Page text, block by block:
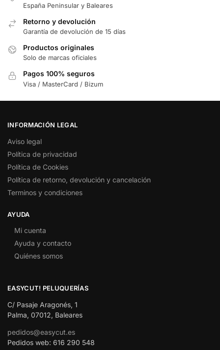
España Peninsular y Baleares
Retorno y devolución
Garantía de devolución de 15 días
Productos originales
Solo de marcas oficiales
Pagos 100% seguros
Visa / MasterCard / Bizum
INFORMACIÓN LEGAL
Aviso legal
Política de privacidad
Política de Cookies
Política de retorno, devolución y cancelación
Terminos y condiciones
AYUDA
Mi cuenta
Ayuda y contacto
Quiénes somos
EASYCUT! PELUQUERÍAS
C/ Pasaje Aragonés, 1
Palma, 07012, Baleares
pedidos@easycut.es
Pedidos web: 616 290 548